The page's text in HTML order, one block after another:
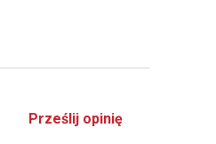
Prześlij opinię